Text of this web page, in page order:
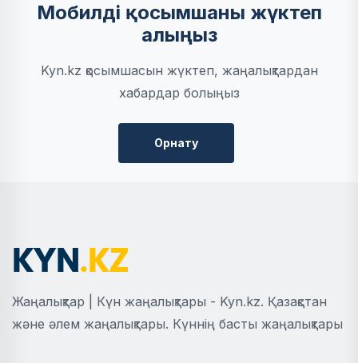
Мобилді қосымшаны жүктеп
алыңыз
Kyn.kz қосымшасын жүктеп, жаңалықтардан
хабардар болыңыз
Орнату
Жаңалықтар | Күн жаңалықтары - Kyn.kz. Қазақстан
және әлем жаңалықтары. Күннің басты жаңалықтары